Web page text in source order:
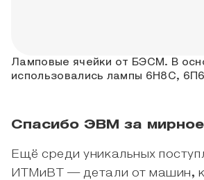
Ламповые ячейки от БЭСМ. В
использовались лампы 6Н8С,
Спасибо ЭВМ за
Ещё среди уникальных
ИТМиВТ — детали от машин,